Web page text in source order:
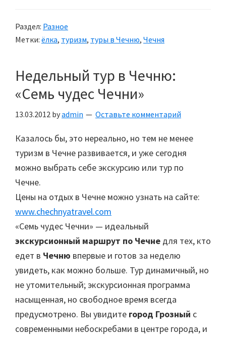
в
Раздел: Разное
Метки: ёлка, туризм, туры в Чечню, Чечня
Недельный тур в Чечню:
«Семь чудес Чечни»
13.03.2012 byadmin Оставьте комментарий
Казалось бы, это нереально, но тем не менее
туризм в Чечне развивается, и уже сегодня
можно выбрать себе экскурсию или тур по
Чечне.
Цены на отдых в Чечне можно узнать на сайте:
www.chechnyatravel.com
«Семь чудес Чечни» — идеальный
экскурсионный маршрут по Чечне для тех, кто
едет в Чечню впервые и готов за неделю
увидеть, как можно больше. Тур динамичный, но
не утомительный; экскурсионная программа
насыщенная, но свободное время всегда
предусмотрено. Вы увидите город Грозный с
современными небоскребами в центре города, и